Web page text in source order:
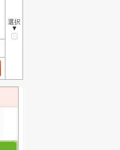
選択
▼